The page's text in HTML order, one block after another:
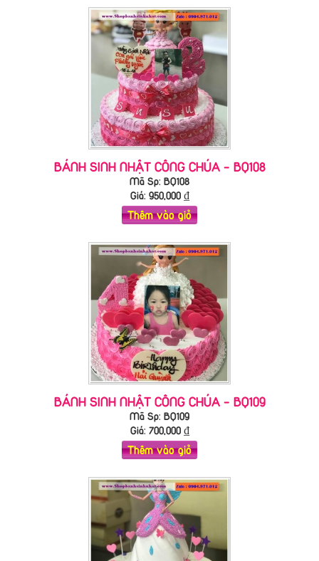
BÁNH SINH NHẬT CÔNG CHÚA - BQ108
Mã Sp: BQ108
Giá: 950,000₫
Thêm vào giỏ
BÁNH SINH NHẬT CÔNG CHÚA - BQ109
Mã Sp: BQ109
Giá: 700,000₫
Thêm vào giỏ